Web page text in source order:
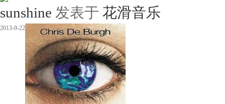
sunshine 发表于 花滑音乐
2013-9-22